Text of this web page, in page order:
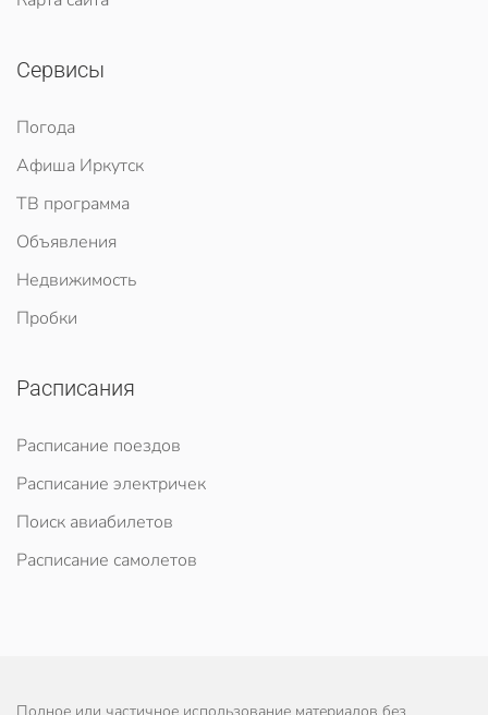
Сервисы
Погода
Афиша Иркутск
ТВ программа
Объявления
Недвижимость
Пробки
Расписания
Расписание поездов
Расписание электричек
Поиск авиабилетов
Расписание самолетов